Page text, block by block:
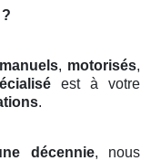
, motorisés,
est à votre
.
décennie, nous